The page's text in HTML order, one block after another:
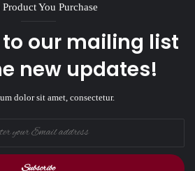
You Purchase
our mailing list
new updates!
dolor sit amet, consectetur.